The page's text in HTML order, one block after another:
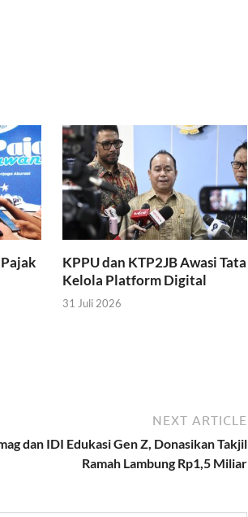
KPPU dan KTP2JB Awasi Tata
Kelola Platform Digital
31 Juli 2026
NEXT ARTICLE
dan IDI Edukasi Gen Z, Donasikan Takjil
Ramah Lambung Rp1,5 Miliar